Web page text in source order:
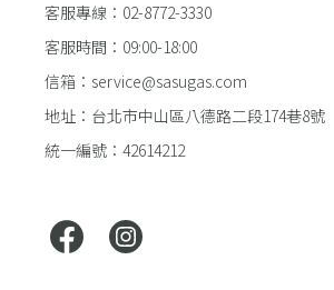
客服專線：02-8772-3330
客服時間：09:00-18:00
信箱：service@sasugas.com
地址：台北市中山區八德路二段174巷8號
統一編號：42614212